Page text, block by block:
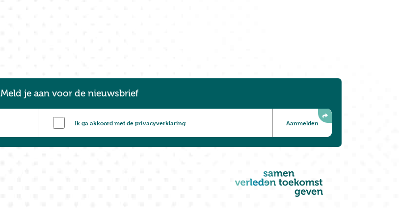
Meld je aan voor de nieuwsbrief
Ik ga akkoord met deprivacyverklaring